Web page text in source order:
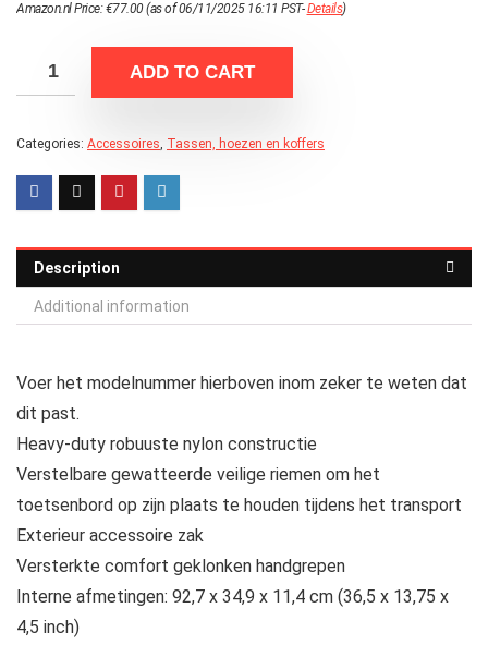
Amazon.nl Price:€77.00(as of 06/11/2025 16:11 PST-Details)
ADD TO CART
Categories: Accessoires, Tassen, hoezen en koffers
Description
Additional information
Voer het modelnummer hierboven inom zeker te weten dat
dit past.
Heavy-duty robuuste nylon constructie
Verstelbare gewatteerde veilige riemen om het
toetsenbord op zijn plaats te houden tijdens het transport
Exterieur accessoire zak
Versterkte comfort geklonken handgrepen
Interne afmetingen: 92,7 x 34,9 x 11,4 cm (36,5 x 13,75 x
4,5 inch)